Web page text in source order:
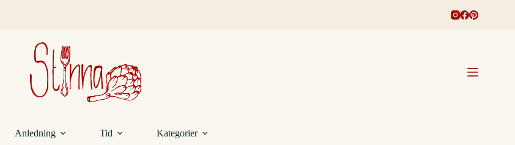
Anledning Tid Kategorier